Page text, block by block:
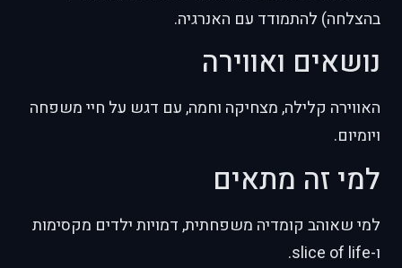
בהצלחה) להתמודד עם האנרגיה.
נושאים ואווירה
האווירה קלילה, מצחיקה וחמה, עם דגש על חיי משפחה
ויומיום.
למי זה מתאים
למי שאוהב קומדיה משפחתית, דמויות ילדים מקסימות
ו-slice of life.